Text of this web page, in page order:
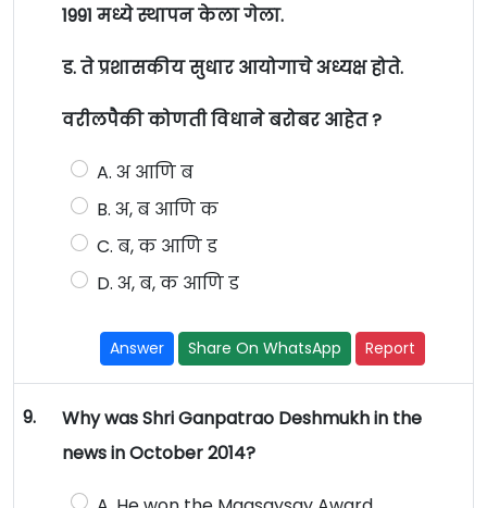
1991 मध्ये स्थापन केला गेला.
ड. ते प्रशासकीय सुधार आयोगाचे अध्यक्ष होते.
वरीलपैकी कोणती विधाने बरोबर आहेत ?
A. अ आणि ब
B. अ, ब आणि क
C. ब, क आणि ड
D. अ, ब, क आणि ड
Answer Share On WhatsApp Report
9.
Why was Shri Ganpatrao Deshmukh in the
news in October 2014?